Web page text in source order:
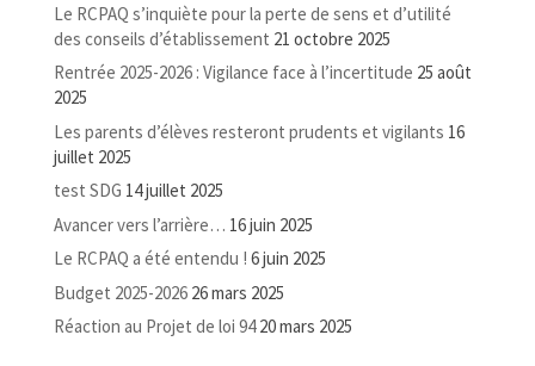
Le RCPAQ s’inquiète pour la perte de sens et d’utilité
des conseils d’établissement 21 octobre 2025
Rentrée 2025-2026 : Vigilance face à l’incertitude 25 août
2025
Les parents d’élèves resteront prudents et vigilants 16
juillet 2025
test SDG 14 juillet 2025
Avancer vers l’arrière… 16 juin 2025
Le RCPAQ a été entendu ! 6 juin 2025
Budget 2025-2026 26 mars 2025
Réaction au Projet de loi 94 20 mars 2025